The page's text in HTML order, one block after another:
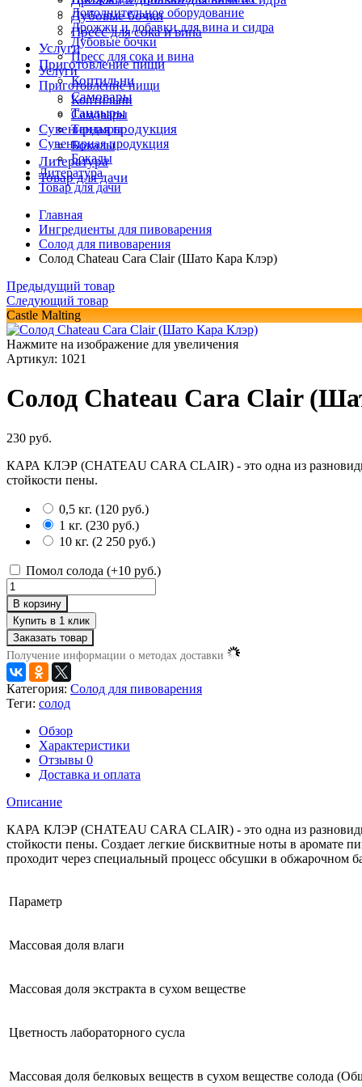
Дубовые бочки
Пресс для сока и вина
Услуги
Приготовление пищи
Коптильни
Самовары
Тандыры
Сувенирная продукция
Бокалы
Литература
Товар для дачи
Дополнительное оборудование
Дрожжи и добавки для вина и сидра
Дубовые бочки
Пресс для сока и вина
Услуги
Приготовление пищи
Коптильни
Самовары
Тандыры
Сувенирная продукция
Бокалы
Литература
Товар для дачи
Главная
Ингредиенты для пивоварения
Солод для пивоварения
Солод Chateau Cara Clair (Шато Кара Клэр)
Предыдущий товар
Следующий товар
Castle Malting
Нажмите на изображение для увеличения
Артикул: 1021
Солод Chateau Cara Clair
230 руб.
КАРА КЛЭР (CHATEAU CARA CLAIR) - это одна из
стойкости пены.
0,5 кг. (120 руб.)
1 кг. (230 руб.)
10 кг. (2 250 руб.)
Помол солода (+10 руб.)
В корзину
Заказать товар
Получение информации о методах доставки
Категория: Солод для пивоварения
Теги: солод
Обзор
Характеристики
Отзывы 0
Доставка и оплата
Описание
КАРА КЛЭР (CHATEAU CARA CLAIR) - это одна из
стойкости пены. Создает легкие бисквитные ноты в аромате
проходит через специальный процесс обсушки в обжарочном
Параметр
Mассовая доля влаги
Массовая доля экстракта в сухом веществе
Цветность лабораторного сусла
Массовая доля белковых веществ в сухом веществе солода